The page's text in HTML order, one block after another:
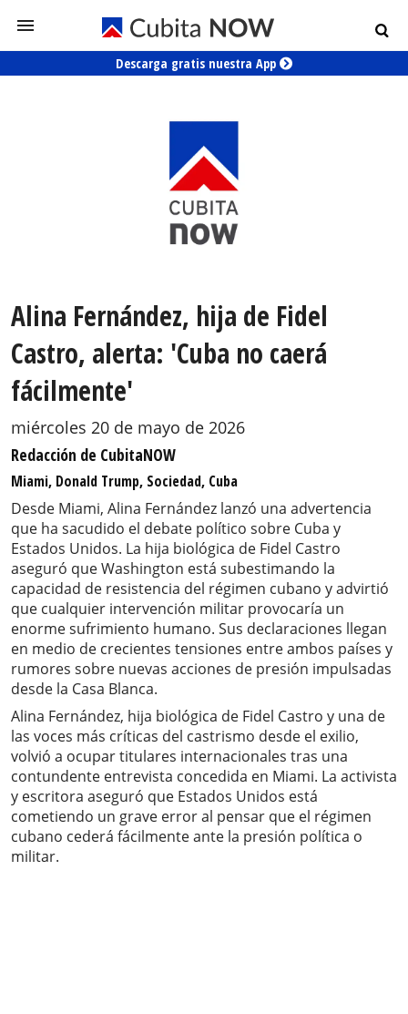
Descarga gratis nuestra App
Alina Fernández, hija de Fidel
Castro, alerta: 'Cuba no caerá
fácilmente'
miércoles 20 de mayo de 2026
Redacción de CubitaNOW
Miami, Donald Trump, Sociedad, Cuba
Desde Miami, Alina Fernández lanzó una advertencia
que ha sacudido el debate político sobre Cuba y
Estados Unidos. La hija biológica de Fidel Castro
aseguró que Washington está subestimando la
capacidad de resistencia del régimen cubano y advirtió
que cualquier intervención militar provocaría un
enorme sufrimiento humano. Sus declaraciones llegan
en medio de crecientes tensiones entre ambos países y
rumores sobre nuevas acciones de presión impulsadas
desde la Casa Blanca.
Alina Fernández, hija biológica de Fidel Castro y una de
las voces más críticas del castrismo desde el exilio,
volvió a ocupar titulares internacionales tras una
contundente entrevista concedida en Miami. La activista
y escritora aseguró que Estados Unidos está
cometiendo un grave error al pensar que el régimen
cubano cederá fácilmente ante la presión política o
militar.